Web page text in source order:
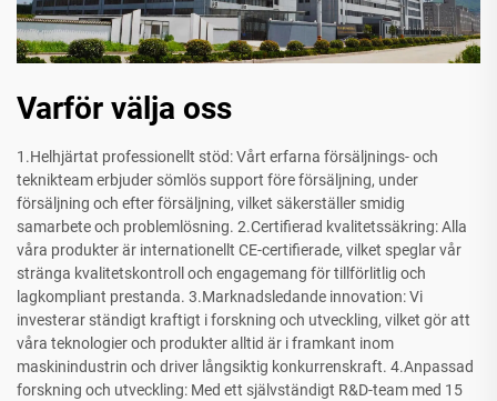
Varför välja oss
1.Helhjärtat professionellt stöd: Vårt erfarna försäljnings- och
teknikteam erbjuder sömlös support före försäljning, under
försäljning och efter försäljning, vilket säkerställer smidig
samarbete och problemlösning. 2.Certifierad kvalitetssäkring: Alla
våra produkter är internationellt CE-certifierade, vilket speglar vår
stränga kvalitetskontroll och engagemang för tillförlitlig och
lagkompliant prestanda. 3.Marknadsledande innovation: Vi
investerar ständigt kraftigt i forskning och utveckling, vilket gör att
våra teknologier och produkter alltid är i framkant inom
maskinindustrin och driver långsiktig konkurrenskraft. 4.Anpassad
forskning och utveckling: Med ett självständigt R&D-team med 15